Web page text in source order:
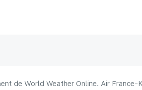
de World Weather Online. Air